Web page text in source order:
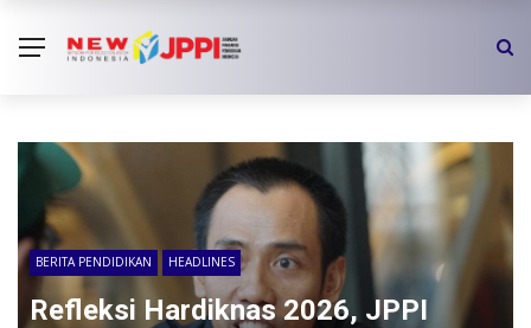
BERITA PENDIDIKAN HEADLINES
Refleksi Hardiknas 2026, JPPI